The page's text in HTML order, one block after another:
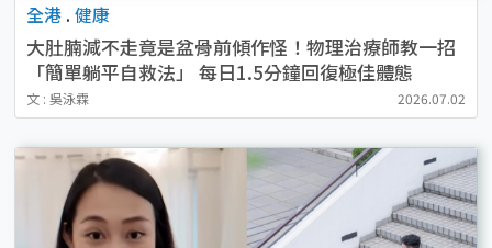
全港 . 健康
大肚腩減不走竟是盆骨前傾作怪！物理治療師教一招
「簡單躺平自救法」 每日1.5分鐘回復極佳體態
文 : 吳泳霖 2026.07.02